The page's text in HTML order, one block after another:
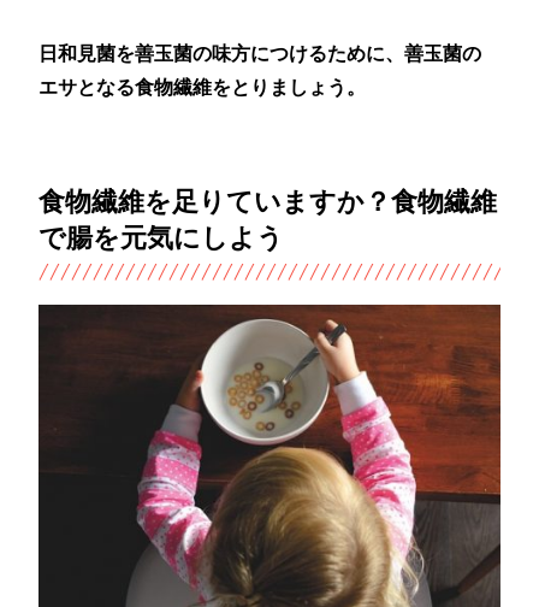
日和見菌を善玉菌の味方につけるために、善玉菌の
エサとなる食物繊維をとりましょう。
食物繊維を足りていますか？食物繊維
で腸を元気にしよう